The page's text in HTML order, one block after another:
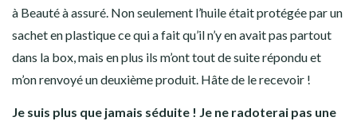
à Beauté à assuré. Non seulement l’huile était protégée par un
sachet en plastique ce qui a fait qu’il n’y en avait pas partout
dans la box, mais en plus ils m’ont tout de suite répondu et
m’on renvoyé un deuxième produit. Hâte de le recevoir !
Je suis plus que jamais séduite ! Je ne radoterai pas une